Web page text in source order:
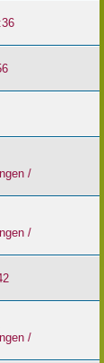
/
/
/